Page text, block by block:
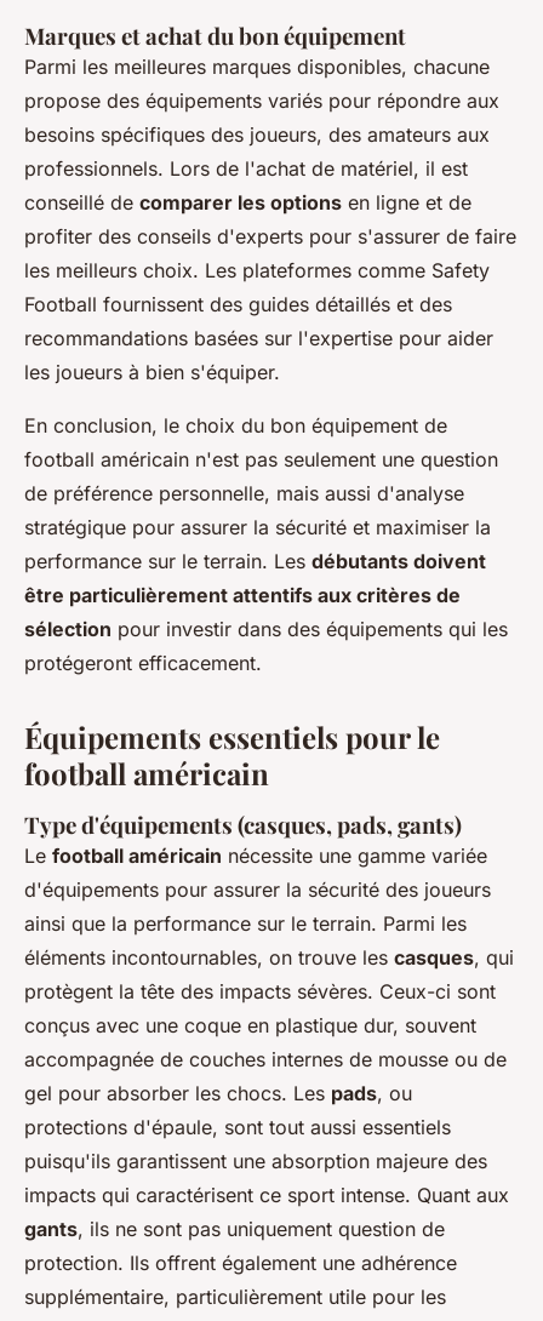
Marques et achat du bon équipement
Parmi les meilleures marques disponibles, chacune
propose des équipements variés pour répondre aux
besoins spécifiques des joueurs, des amateurs aux
professionnels. Lors de l'achat de matériel, il est
conseillé de comparer les options en ligne et de
profiter des conseils d'experts pour s'assurer de faire
les meilleurs choix. Les plateformes comme Safety
Football fournissent des guides détaillés et des
recommandations basées sur l'expertise pour aider
les joueurs à bien s'équiper.
En conclusion, le choix du bon équipement de
football américain n'est pas seulement une question
de préférence personnelle, mais aussi d'analyse
stratégique pour assurer la sécurité et maximiser la
performance sur le terrain. Les débutants doivent
être particulièrement attentifs aux critères de
sélection pour investir dans des équipements qui les
protégeront efficacement.
Équipements essentiels pour le
football américain
Type d'équipements (casques, pads, gants)
Le football américain nécessite une gamme variée
d'équipements pour assurer la sécurité des joueurs
ainsi que la performance sur le terrain. Parmi les
éléments incontournables, on trouve les casques, qui
protègent la tête des impacts sévères. Ceux-ci sont
conçus avec une coque en plastique dur, souvent
accompagnée de couches internes de mousse ou de
gel pour absorber les chocs. Les pads, ou
protections d'épaule, sont tout aussi essentiels
puisqu'ils garantissent une absorption majeure des
impacts qui caractérisent ce sport intense. Quant aux
gants, ils ne sont pas uniquement question de
protection. Ils offrent également une adhérence
supplémentaire, particulièrement utile pour les